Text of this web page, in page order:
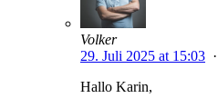
Volker
29. Juli 2025 at 15:03 ·
Hallo Karin,